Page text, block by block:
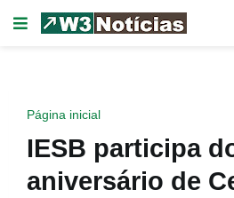
Página inicial
IESB participa
aniversário de